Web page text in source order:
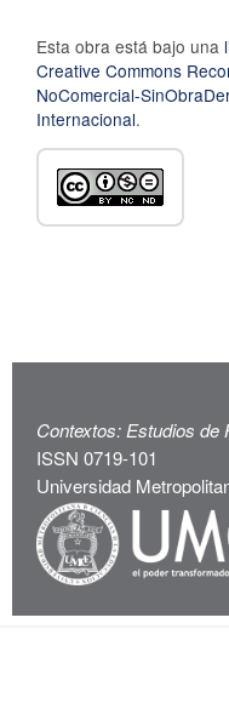
Esta obra está bajo una
Creative Commons
NoComercial-
Internacional.
Contextos: Estudios de
ISSN 0719-101
Universidad